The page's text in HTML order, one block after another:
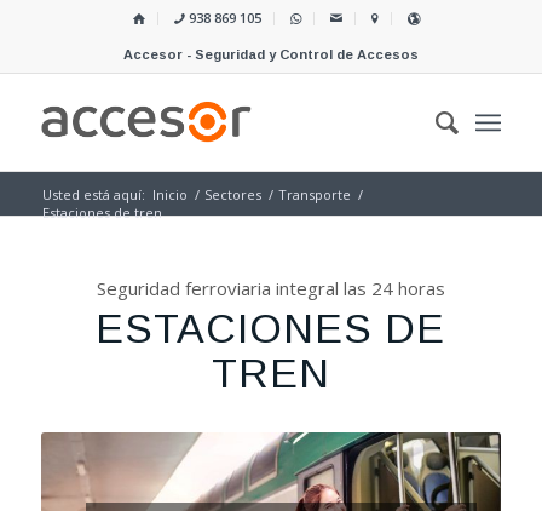
938 869 105
Accesor - Seguridad y Control de Accesos
Usted está aquí: Inicio / Sectores / Transporte /
Estaciones de tren
Seguridad ferroviaria integral las 24 horas
ESTACIONES DE
TREN